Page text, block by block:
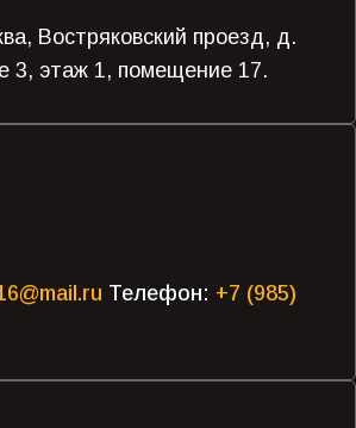
Востряковский проезд, д.
3, этаж 1, помещение 17.
Телефон: +7 (985)